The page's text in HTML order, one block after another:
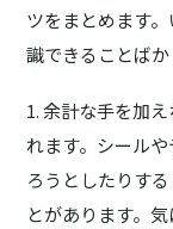
ツをまとめます
識できることばか
1. 余計な手を加え
れます。シール
ろうとしたりす
とがあります。